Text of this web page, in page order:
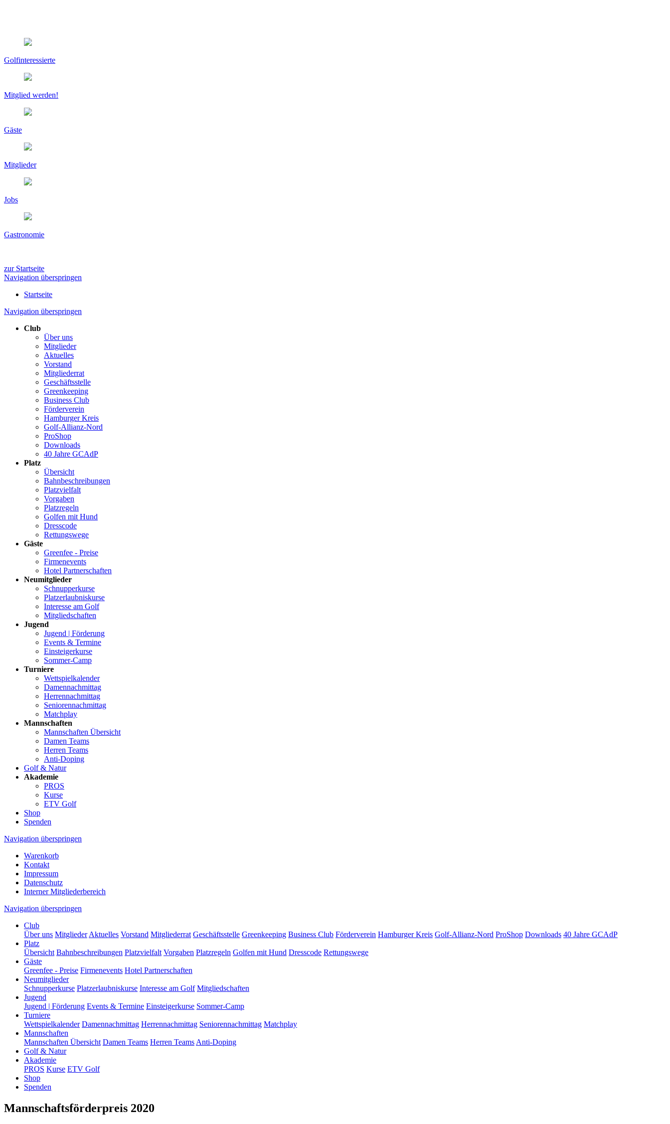
Golfinteressierte
Mitglied werden!
Gäste
Mitglieder
Jobs
Gastronomie
zur Startseite
Navigation überspringen
Startseite
Navigation überspringen
Club
Über uns
Mitglieder
Aktuelles
Vorstand
Mitgliederrat
Geschäftsstelle
Greenkeeping
Business Club
Förderverein
Hamburger Kreis
Golf-Allianz-Nord
ProShop
Downloads
40 Jahre GCAdP
Platz
Übersicht
Bahnbeschreibungen
Platzvielfalt
Vorgaben
Platzregeln
Golfen mit Hund
Dresscode
Rettungswege
Gäste
Greenfee - Preise
Firmenevents
Hotel Partnerschaften
Neumitglieder
Schnupperkurse
Platzerlaubniskurse
Interesse am Golf
Mitgliedschaften
Jugend
Jugend | Förderung
Events & Termine
Einsteigerkurse
Sommer-Camp
Turniere
Wettspielkalender
Damennachmittag
Herrennachmittag
Seniorennachmittag
Matchplay
Mannschaften
Mannschaften Übersicht
Damen Teams
Herren Teams
Anti-Doping
Golf & Natur
Akademie
PROS
Kurse
ETV Golf
Shop
Spenden
Navigation überspringen
Warenkorb
Kontakt
Impressum
Datenschutz
Interner Mitgliederbereich
Navigation überspringen
Club
Über uns Mitglieder Aktuelles Vorstand Mitgliederrat Geschäftsstelle Greenkeeping Business Club Förderverein Hamburger Kreis Golf-Allianz-Nord ProShop Downloads 40 Jahre GCAdP
Platz
Übersicht Bahnbeschreibungen Platzvielfalt Vorgaben Platzregeln Golfen mit Hund Dresscode Rettungswege
Gäste
Greenfee - Preise Firmenevents Hotel Partnerschaften
Neumitglieder
Schnupperkurse Platzerlaubniskurse Interesse am Golf Mitgliedschaften
Jugend
Jugend | Förderung Events & Termine Einsteigerkurse Sommer-Camp
Turniere
Wettspielkalender Damennachmittag Herrennachmittag Seniorennachmittag Matchplay
Mannschaften
Mannschaften Übersicht Damen Teams Herren Teams Anti-Doping
Golf & Natur
Akademie
PROS Kurse ETV Golf
Shop
Spenden
Mannschaftsförderpreis 2020